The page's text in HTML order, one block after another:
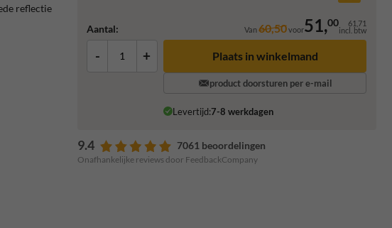
Aantal: Van60,50voor51,00 61,71
incl. btw
- + Plaats in winkelmand
product doorsturen per e-mail
Levertijd:7-8 werkdagen
9.4 7061 beoordelingen
Onafhankelijke reviews door FeedbackCompany
reflectie